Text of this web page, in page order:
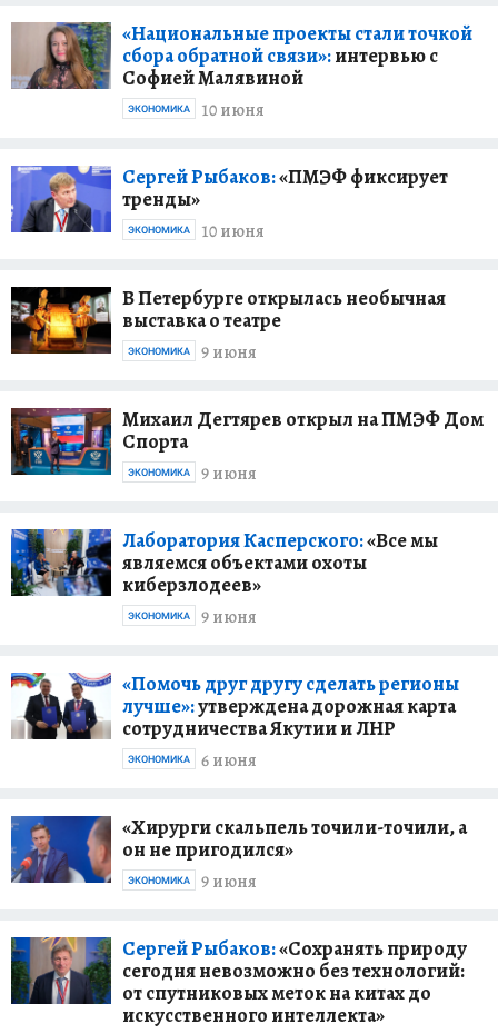
«Национальные проекты стали точкой
сбора обратной связи»:интервью с
Софией Малявиной
10 июня
ЭКОНОМИКА
Сергей Рыбаков:«ПМЭФ фиксирует
тренды»
10 июня
ЭКОНОМИКА
В Петербурге открылась необычная
выставка о театре
9 июня
ЭКОНОМИКА
Михаил Дегтярев открыл на ПМЭФ Дом
Спорта
9 июня
ЭКОНОМИКА
Лаборатория Касперского:«Все мы
являемся объектами охоты
киберзлодеев»
9 июня
ЭКОНОМИКА
«Помочь друг другу сделать регионы
лучше»:утверждена дорожная карта
сотрудничества Якутии и ЛНР
6 июня
ЭКОНОМИКА
«Хирурги скальпель точили-точили, а
он не пригодился»
9 июня
ЭКОНОМИКА
Сергей Рыбаков:«Сохранять природу
сегодня невозможно без технологий:
от спутниковых меток на китах до
искусственного интеллекта»